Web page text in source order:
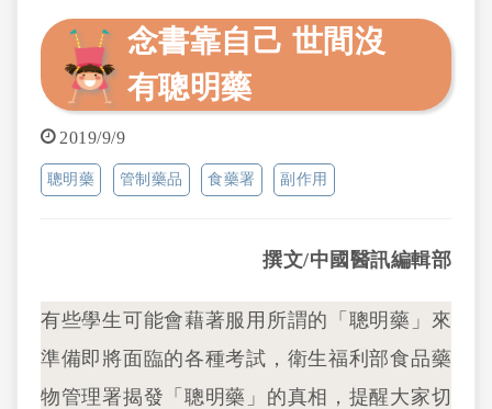
念書靠自己 世間沒
有聰明藥
2019/9/9
聰明藥 管制藥品 食藥署 副作用
撰文/中國醫訊編輯部
有些學生可能會藉著服用所謂的「聰明藥」來
準備即將面臨的各種考試，衛生福利部食品藥
物管理署揭發「聰明藥」的真相，提醒大家切